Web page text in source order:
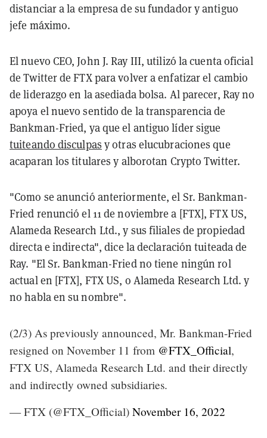
distanciar a la empresa de su fundador y antiguo
jefe máximo.
El nuevo CEO, John J. Ray III, utilizó la cuenta oficial
de Twitter de FTX para volver a enfatizar el cambio
de liderazgo en la asediada bolsa. Al parecer, Ray no
apoya el nuevo sentido de la transparencia de
Bankman-Fried, ya que el antiguo líder sigue
tuiteando disculpas y otras elucubraciones que
acaparan los titulares y alborotan Crypto Twitter.
"Como se anunció anteriormente, el Sr. Bankman-
Fried renunció el 11 de noviembre a [FTX], FTX US,
Alameda Research Ltd., y sus filiales de propiedad
directa e indirecta", dice la declaración tuiteada de
Ray. "El Sr. Bankman-Fried no tiene ningún rol
actual en [FTX], FTX US, o Alameda Research Ltd. y
no habla en su nombre".
(2/3) As previously announced, Mr. Bankman-Fried
resigned on November 11 from @FTX_Official,
FTX US, Alameda Research Ltd. and their directly
and indirectly owned subsidiaries.
— FTX (@FTX_Official) November 16, 2022